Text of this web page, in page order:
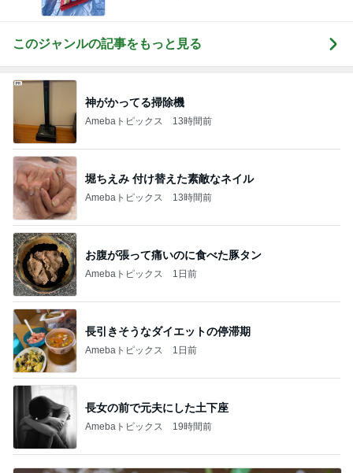
このジャンルの記事をもっと見る
神がかってる掃除機
Amebaトピックス 13時間前
堀ちえみ 付け替えた素敵なネイル
Amebaトピックス 13時間前
お腹が張って痛いのに食べた豚タン
Amebaトピックス 1日前
長引きそうなダイエットの停滞期
Amebaトピックス 1日前
長女の前で元夫にした土下座
Amebaトピックス 19時間前